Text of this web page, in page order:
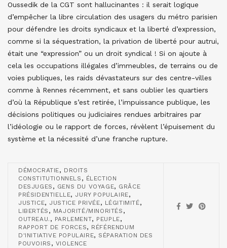
Oussedik de la CGT sont hallucinantes : il serait logique
d’empêcher la libre circulation des usagers du métro parisien
pour défendre les droits syndicaux et la liberté d’expression,
comme si la séquestration, la privation de liberté pour autrui,
était une “expression” ou un droit syndical ! Si on ajoute à
cela les occupations illégales d’immeubles, de terrains ou de
voies publiques, les raids dévastateurs sur des centre-villes
comme à Rennes récemment, et sans oublier les quartiers
d’où la République s’est retirée, l’impuissance publique, les
décisions politiques ou judiciaires rendues arbitraires par
l’idéologie ou le rapport de forces, révèlent l’épuisement du
système et la nécessité d’une franche rupture.
DÉMOCRATIE, DROITS
CONSTITUTIONNELS , ÉLECTION
DESJUGES , GENS DU VOYAGE, GRÂCE
PRÉSIDENTIELLE, JURY POPULAIRE,
JUSTICE, JUSTICE PRIVÉE, LÉGITIMITÉ,
LIBERTÉS , MAJORITÉ/MINORITÉS ,
OUTREAU. , PARLEMENT, PEUPLE,
RAPPORT DE FORCES, RÉFÉRENDUM
D'INITIATIVE POPULAIRE, SÉPARATION DES
POUVOIRS , VIOLENCE